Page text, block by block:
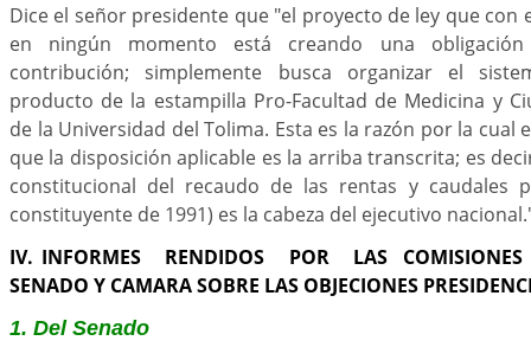
Dice el señor presidente que "el proyecto de ley que con
en ningún momento está creando una
contribución; simplemente busca organizar el
producto de la estampilla Pro-Facultad de Medicina y
de la Universidad del Tolima. Esta es la razón por la cual
que la disposición aplicable es la arriba transcrita; es
constitucional del recaudo de las rentas y caudales
constituyente de 1991) es la cabeza del ejecutivo
IV. INFORMES RENDIDOS POR LAS COMISIONES
SENADO Y CAMARA SOBRE LAS OBJECIONES
1. Del Senado